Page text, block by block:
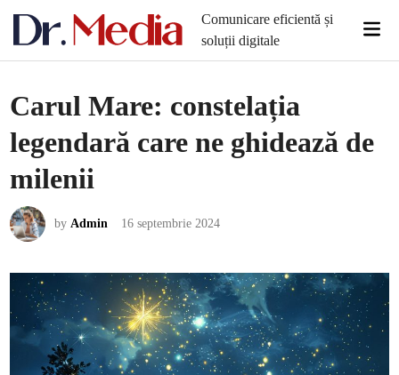
Comunicare eficientă și
soluții digitale
Carul Mare: constelația
legendară care ne ghidează de
milenii
byAdmin 16 septembrie 2024